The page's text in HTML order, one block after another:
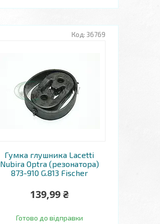
36769
Гумка глушника Lacetti
Nubira Optra (резонатора)
873-910 G.813 Fischer
139,99 ₴
Готово до відправки